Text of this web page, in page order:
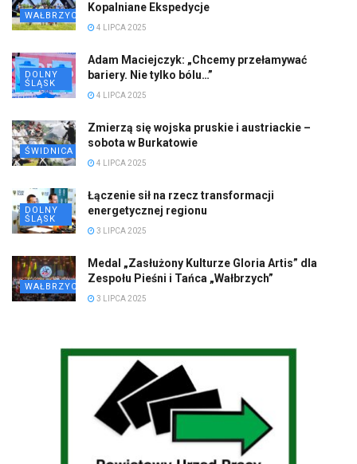
WAŁBRZYCH
Kopalniane Ekspedycje
4 LIPCA 2025
DOLNY
ŚLĄSK
Adam Maciejczyk: „Chcemy przełamywać
bariery. Nie tylko bólu…”
4 LIPCA 2025
ŚWIDNICA
Zmierzą się wojska pruskie i austriackie –
sobota w Burkatowie
4 LIPCA 2025
DOLNY
ŚLĄSK
Łączenie sił na rzecz transformacji
energetycznej regionu
3 LIPCA 2025
WAŁBRZYCH
Medal „Zasłużony Kulturze Gloria Artis” dla
Zespołu Pieśni i Tańca „Wałbrzych”
3 LIPCA 2025